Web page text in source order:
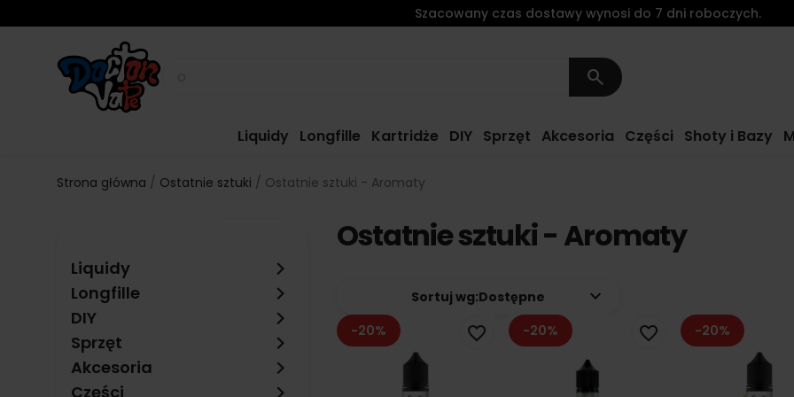
search
Liquidy Longfille Kartridże DIY Sprzęt Akcesoria Części Shoty i Bazy
Szacowany czas dostawy wynosi do 7 dni roboczych.
Strona główna Ostatnie sztuki Ostatnie sztuki - Aromaty
Liquidy keyboard_arrow_right
Longfille keyboard_arrow_right
DIY keyboard_arrow_right
Sprzęt keyboard_arrow_right
Akcesoria keyboard_arrow_right
Części
Ostatnie sztuki - Aromaty
Sortuj wg:Dostępne keyboard_arrow_down
-20% favorite_border -20% favorite_border -20%